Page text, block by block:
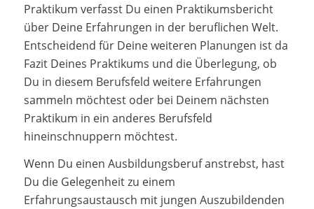
Praktikum verfasst Du einen Praktikumsbericht
über Deine Erfahrungen in der beruflichen Welt.
Entscheidend für Deine weiteren Planungen ist da
Fazit Deines Praktikums und die Überlegung, ob
Du in diesem Berufsfeld weitere Erfahrungen
sammeln möchtest oder bei Deinem nächsten
Praktikum in ein anderes Berufsfeld
hineinschnuppern möchtest.
Wenn Du einen Ausbildungsberuf anstrebst, hast
Du die Gelegenheit zu einem
Erfahrungsaustausch mit jungen Auszubildenden